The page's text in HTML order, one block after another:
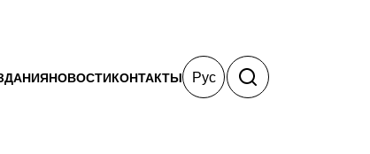
НОВОСТИКОНТАКТЫ Рус